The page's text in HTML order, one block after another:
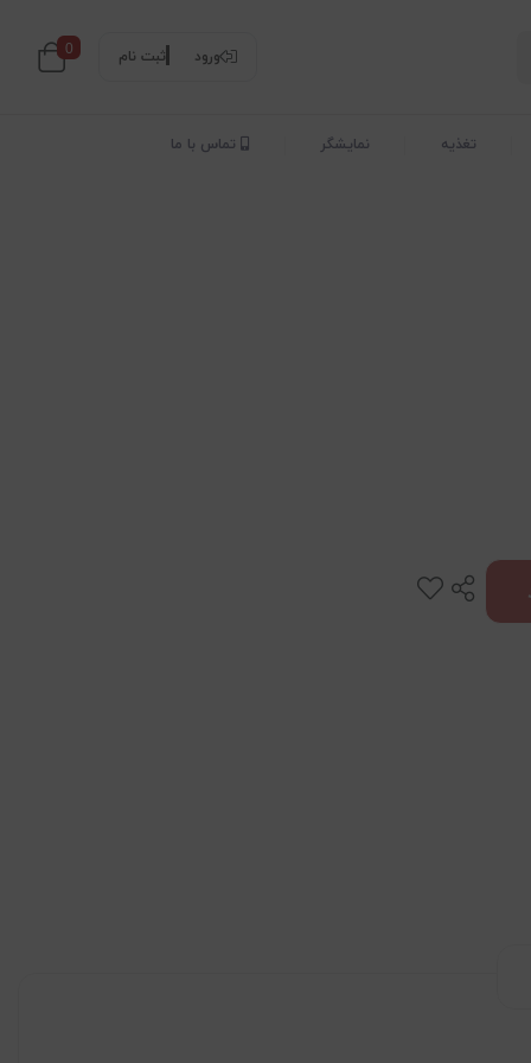
ورود ثبت نام 0
تغذیه نمایشگر تماس با ما